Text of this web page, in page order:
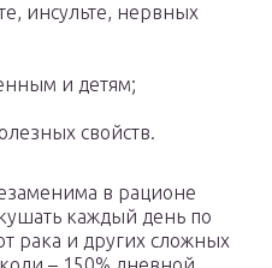
инсульте, нервных
и детям;
свойств.
в рационе
каждый день по
рака и других сложных